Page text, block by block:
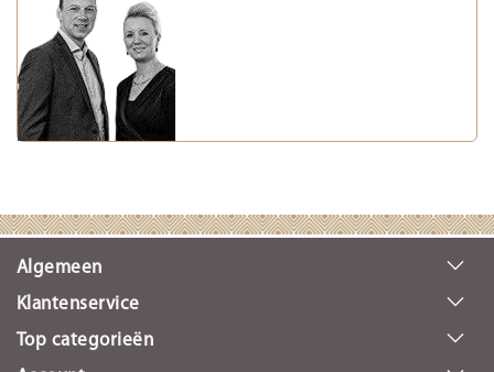
Algemeen
Klantenservice
Top categorieën